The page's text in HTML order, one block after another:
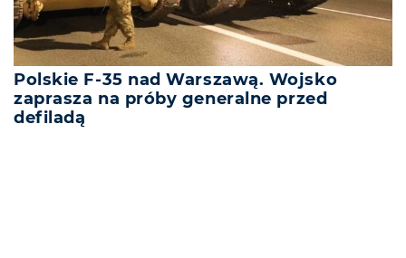
Polskie F-35 nad Warszawą. Wojsko
zaprasza na próby generalne przed
defiladą